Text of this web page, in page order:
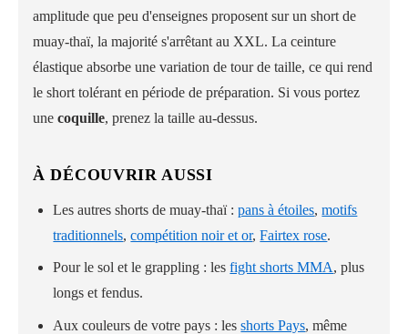
amplitude que peu d'enseignes proposent sur un short de
muay-thaï, la majorité s'arrêtant au XXL. La ceinture
élastique absorbe une variation de tour de taille, ce qui rend
le short tolérant en période de préparation. Si vous portez
une coquille, prenez la taille au-dessus.
À DÉCOUVRIR AUSSI
Les autres shorts de muay-thaï :pans à étoiles,motifs
traditionnels,compétition noir et or,Fairtex rose.
Pour le sol et le grappling : lesfight shorts MMA, plus
longs et fendus.
Aux couleurs de votre pays : lesshorts Pays, même